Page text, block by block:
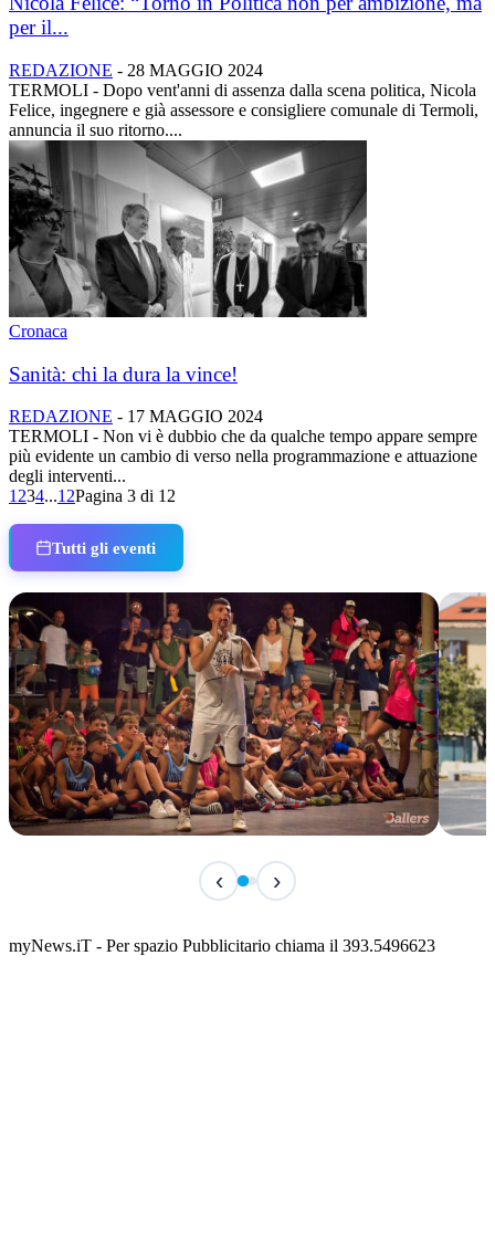
per il...
REDAZIONE - 28 MAGGIO 2024
TERMOLI - Dopo vent'anni di assenza dalla scena politica, Nicola
Felice, ingegnere e già assessore e consigliere comunale di Termoli,
annuncia il suo ritorno....
Cronaca
Sanità: chi la dura la vince!
REDAZIONE - 17 MAGGIO 2024
TERMOLI - Non vi è dubbio che da qualche tempo appare sempre
più evidente un cambio di verso nella programmazione e attuazione
degli interventi...
1 234...12Pagina 3 di 12
Tutti gli eventi
Classic Contest 3vs3 Memorial Michele
📅 6 Agosto 2026 · 09:00 · 📍 Lungomare C. Colombo
‹ ›
myNews.iT - Per spazio Pubblicitario chiama il 393.5496623